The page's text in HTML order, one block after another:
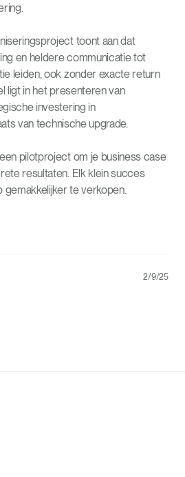
toont aan dat
en heldere communicatie tot
leiden, ook zonder exacte return
ligt in het presenteren van
investering in
van technische upgrade.
pilotproject om je business case
resultaten. Elk klein succes
gemakkelijker te verkopen.
2/9/25